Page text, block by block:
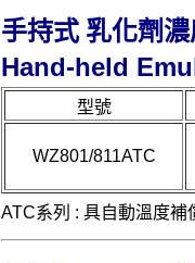
手持式 乳化劑
Hand-held
型號
WZ801/811ATC
ATC系列 : 具自動溫度